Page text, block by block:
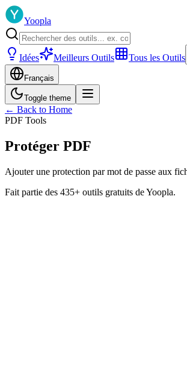
Yoopla
Idées Meilleurs Outils Tous les Outils
Français
Toggle theme
← Back to Home
PDF Tools
Protéger PDF
Ajouter une protection par mot de passe aux
Fait partie des 435+ outils gratuits de Yoopla.